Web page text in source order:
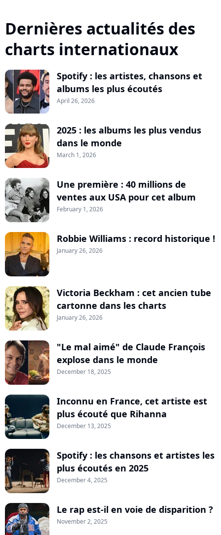
Dernières actualités des
charts internationaux
Spotify : les artistes, chansons et
albums les plus écoutés
April 26, 2026
2025 : les albums les plus vendus
dans le monde
March 1, 2026
Une première : 40 millions de
ventes aux USA pour cet album
February 1, 2026
Robbie Williams : record historique !
January 26, 2026
Victoria Beckham : cet ancien tube
cartonne dans les charts
January 26, 2026
"Le mal aimé" de Claude François
explose dans le monde
December 18, 2025
Inconnu en France, cet artiste est
plus écouté que Rihanna
December 13, 2025
Spotify : les chansons et artistes les
plus écoutés en 2025
December 4, 2025
Le rap est-il en voie de disparition ?
November 2, 2025